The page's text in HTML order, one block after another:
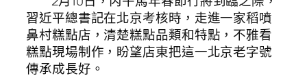
習近平總書記在北京考核時，走進一家稻噴
鼻村糕點店，清楚糕點品類和特點，不雅看
糕點現場制作，盼望店東把這一北京老字號
傳承成長好。